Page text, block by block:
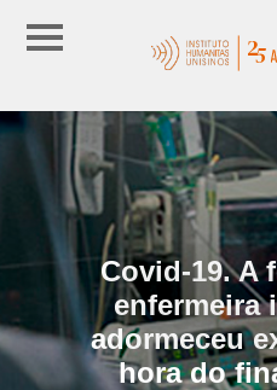
Covid-19. A
enfermeira
adormeceu
hora do